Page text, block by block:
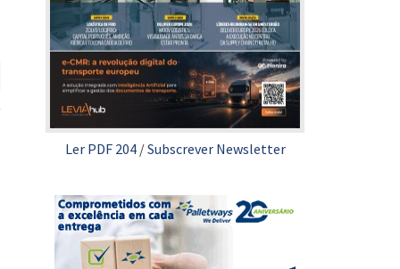
Ler PDF 204/Subscrever Newsletter